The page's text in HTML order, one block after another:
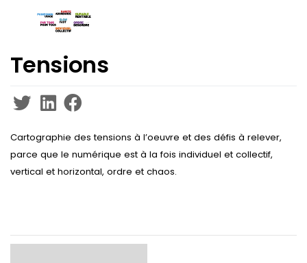
Tensions
Cartographie des tensions à l’oeuvre et des défis à relever,
parce que le numérique est à la fois individuel et collectif,
vertical et horizontal, ordre et chaos.